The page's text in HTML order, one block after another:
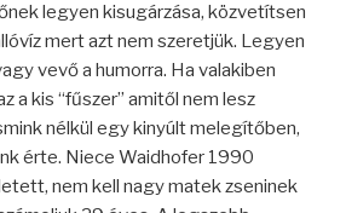
legyen kisugárzása, közvetítsen
mert azt nem szeretjük. Legyen
vevő a humorra. Ha valakiben
a kis “fűszer” amitől nem lesz
nélkül egy kinyúlt melegítőben,
érte. Niece Waidhofer 1990
nem kell nagy matek zseninek